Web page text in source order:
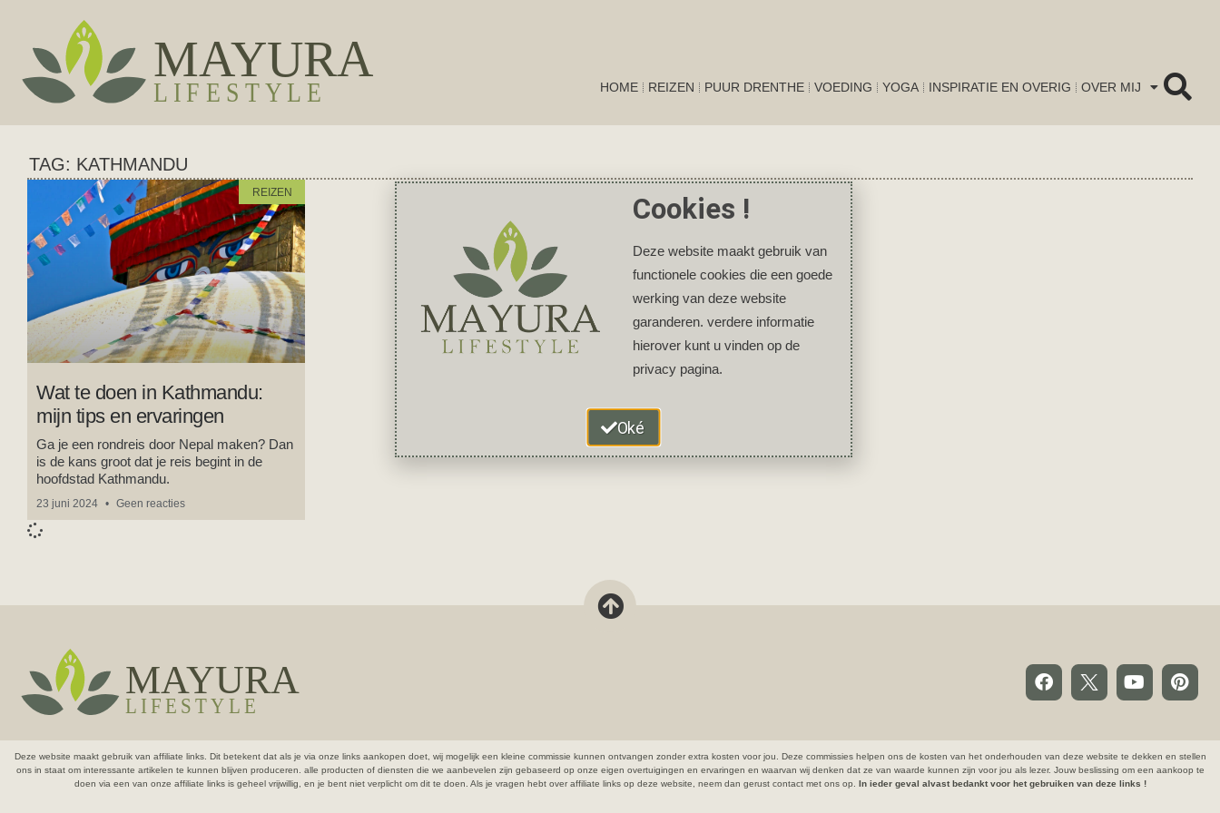
HOME REIZEN PUUR DRENTHE VOEDING YOGA INSPIRATIE EN OVERIG OVER MIJ
TAG: KATHMANDU
REIZEN
Wat te doen in Kathmandu:
mijn tips en ervaringen
Ga je een rondreis door Nepal maken? Dan
is de kans groot dat je reis begint in de
hoofdstad Kathmandu.
23 juni 2024 Geen reacties
Deze website maakt gebruik van affiliate links. Dit betekent dat als je via onze links aankopen doet, wij mogelijk een kleine commissie kunnen ontvangen zonder extra kosten voor jou. Deze commissies helpen ons de kosten van het onderhouden van deze website te dekken en stellen
ons in staat om interessante artikelen te kunnen blijven produceren. alle producten of diensten die we aanbevelen zijn gebaseerd op onze eigen overtuigingen en ervaringen en waarvan wij denken dat ze van waarde kunnen zijn voor jou als lezer. Jouw beslissing om een aankoop te
doen via een van onze affiliate links is geheel vrijwillig, en je bent niet verplicht om dit te doen. Als je vragen hebt over affiliate links op deze website, neem dan gerust contact met ons op.
In ieder geval alvast bedankt voor het gebruiken van deze links !
Cookies !
Deze website maakt gebruik van
functionele cookies die een goede
werking van deze website
garanderen. verdere informatie
hierover kunt u vinden op de
privacy pagina.
Oké